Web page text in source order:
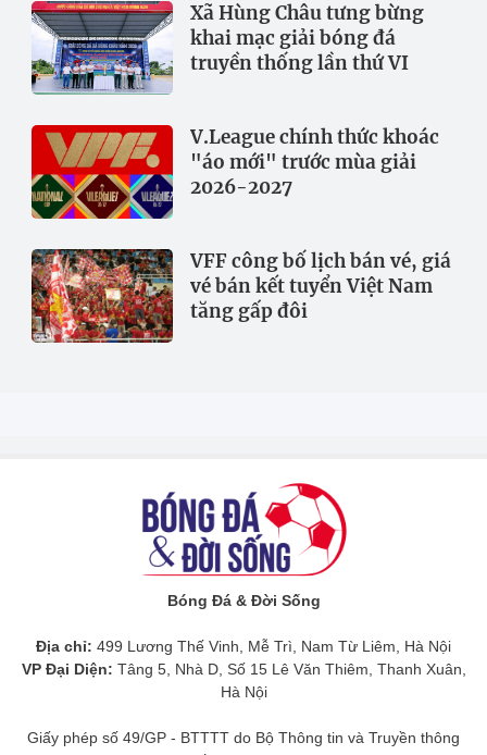
Xã Hùng Châu tưng bừng
khai mạc giải bóng đá
truyền thống lần thứ VI
V.League chính thức khoác
"áo mới" trước mùa giải
2026-2027
VFF công bố lịch bán vé, giá
vé bán kết tuyển Việt Nam
tăng gấp đôi
Bóng Đá & Đời Sống
Địa chỉ: 499 Lương Thế Vinh, Mễ Trì, Nam Từ Liêm, Hà Nội
VP Đại Diện: Tâng 5, Nhà D, Số 15 Lê Văn Thiêm, Thanh Xuân,
Hà Nội
Giấy phép số 49/GP - BTTTT do Bộ Thông tin và Truyền thông